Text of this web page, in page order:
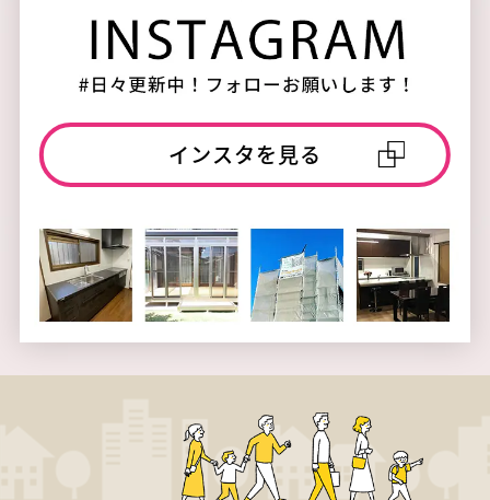
インスタを見る